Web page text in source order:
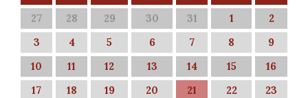
27 28 29 30 31 1
2
3
4 5 6 7 8
9
10
11 12 13 14 15
16
17
18 19 20 21 22
23